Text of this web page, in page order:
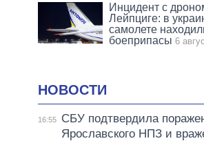
Инцидент с
Лейпциге: в
самолете
боеприпасы 6
НОВОСТИ
16:55
СБУ подтвердила
Ярославского НПЗ и